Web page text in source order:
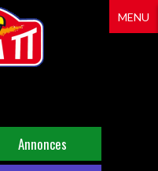
Annonces
MENU